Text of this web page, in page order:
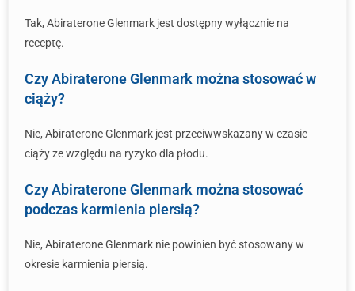
Tak, Abiraterone Glenmark jest dostępny wyłącznie na
receptę.
Czy Abiraterone Glenmark można stosować w
ciąży?
Nie, Abiraterone Glenmark jest przeciwwskazany w czasie
ciąży ze względu na ryzyko dla płodu.
Czy Abiraterone Glenmark można stosować
podczas karmienia piersią?
Nie, Abiraterone Glenmark nie powinien być stosowany w
okresie karmienia piersią.